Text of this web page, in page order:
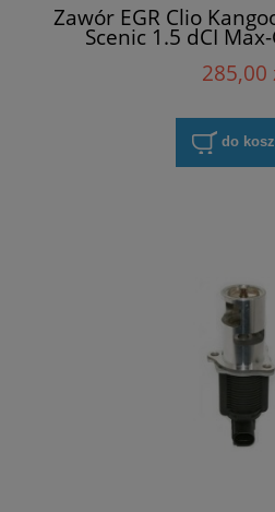
Zawór EGR Clio
Scenic 1.5 dCI
285,00
do